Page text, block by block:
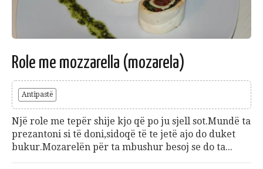
Role me mozzarella (mozarela)
Antipastë
Një role me tepër shije kjo që po ju sjell sot.Mundë ta
prezantoni si të doni,sidoqë të te jetë ajo do duket
bukur.Mozarelën për ta mbushur besoj se do ta...